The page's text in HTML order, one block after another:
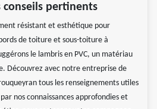
conseils pertinents
résistant et esthétique pour
de toiture et sous-toiture à
le lambris en PVC, un matériau
Découvrez avec notre entreprise de
tous les renseignements utiles
nos connaissances approfondies et